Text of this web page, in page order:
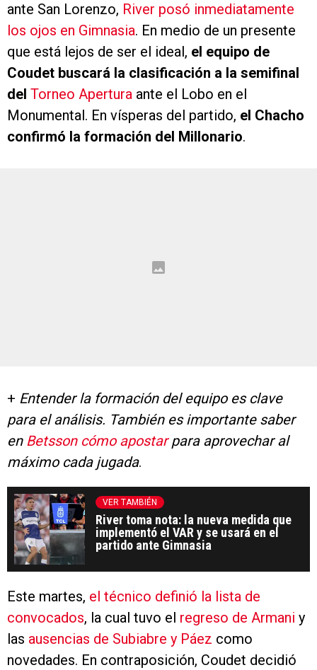
ante San Lorenzo, River posó inmediatamente
los ojos en Gimnasia. En medio de un presente
que está lejos de ser el ideal, el equipo de
Coudet buscará la clasificación a la semifinal
del Torneo Apertura ante el Lobo en el
Monumental. En vísperas del partido, el Chacho
confirmó la formación del Millonario.
+ Entender la formación del equipo es clave
para el análisis. También es importante saber
en Betsson cómo apostarpara aprovechar al
máximo cada jugada.
VER TAMBIÉN
River toma nota: la nueva medida que
implementó el VAR y se usará en el
partido ante Gimnasia
Este martes, el técnico definió la lista de
convocados, la cual tuvo el regreso de Armani y
las ausencias de Subiabre y Páez como
novedades. En contraposición, Coudet decidió